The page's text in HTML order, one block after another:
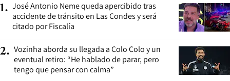
1. José Antonio Neme queda apercibido tras
accidente de tránsito en Las Condes y será
citado por Fiscalía
2. Vozinha aborda su llegada a Colo Colo y un
eventual retiro: “He hablado de parar, pero
tengo que pensar con calma”